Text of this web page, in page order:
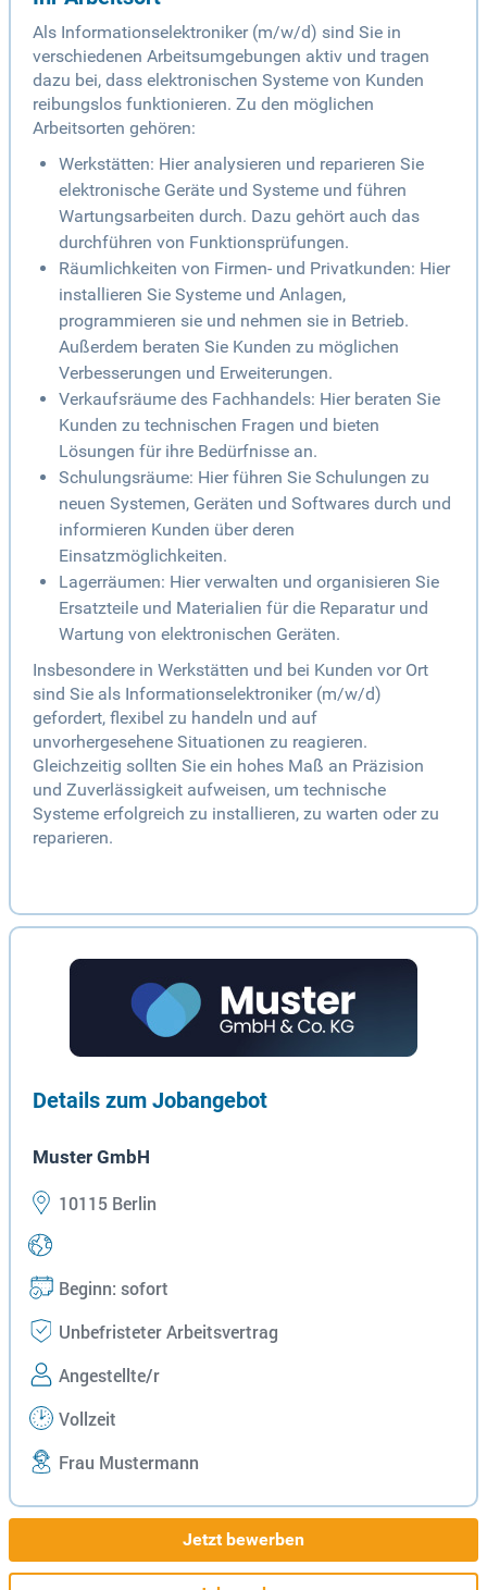
Als Informationselektroniker (m/w/d) sind Sie in
verschiedenen Arbeitsumgebungen aktiv und tragen
dazu bei, dass elektronischen Systeme von Kunden
reibungslos funktionieren. Zu den möglichen
Arbeitsorten gehören:
Werkstätten: Hier analysieren und reparieren Sie
elektronische Geräte und Systeme und führen
Wartungsarbeiten durch. Dazu gehört auch das
durchführen von Funktionsprüfungen.
Räumlichkeiten von Firmen- und Privatkunden: Hier
installieren Sie Systeme und Anlagen,
programmieren sie und nehmen sie in Betrieb.
Außerdem beraten Sie Kunden zu möglichen
Verbesserungen und Erweiterungen.
Verkaufsräume des Fachhandels: Hier beraten Sie
Kunden zu technischen Fragen und bieten
Lösungen für ihre Bedürfnisse an.
Schulungsräume: Hier führen Sie Schulungen zu
neuen Systemen, Geräten und Softwares durch und
informieren Kunden über deren
Einsatzmöglichkeiten.
Lagerräumen: Hier verwalten und organisieren Sie
Ersatzteile und Materialien für die Reparatur und
Wartung von elektronischen Geräten.
Insbesondere in Werkstätten und bei Kunden vor Ort
sind Sie als Informationselektroniker (m/w/d)
gefordert, flexibel zu handeln und auf
unvorhergesehene Situationen zu reagieren.
Gleichzeitig sollten Sie ein hohes Maß an Präzision
und Zuverlässigkeit aufweisen, um technische
Systeme erfolgreich zu installieren, zu warten oder zu
reparieren.
Details zum Jobangebot
Muster GmbH
10115 Berlin
Beginn: sofort
Unbefristeter Arbeitsvertrag
Angestellte/r
Vollzeit
Frau Mustermann
Jetzt bewerben